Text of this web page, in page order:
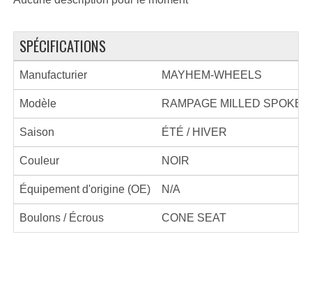
SPÉCIFICATIONS
Manufacturier MAYHEM-WHEELS
Modèle RAMPAGE MILLED SPOKES
Saison ÉTÉ / HIVER
Couleur NOIR
Équipement d'origine (OE) N/A
Boulons / Écrous CONE SEAT